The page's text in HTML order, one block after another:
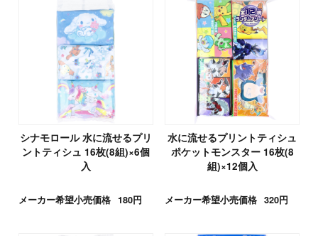
シナモロール 水に流せるプリ
ントティシュ 16枚(8組)×6個
入
メーカー希望小売価格 180円
水に流せるプリントティシュ
ポケットモンスター 16枚(8
組)×12個入
メーカー希望小売価格 320円